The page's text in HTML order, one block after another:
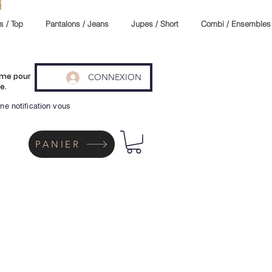
/ Top Pantalons / Jeans Jupes / Short Combi / Ensembles
CONNEXION
PANIER
pour
notification vous